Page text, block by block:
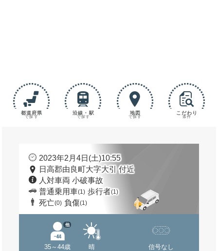
都道府県
で探す
沿線・駅
で探す
地図
で探す
こだわり
条件
2023年2月4日(土)10:55
日高郡由良町大字大引 付近
人対車両 小破事故
普通乗用車(1) 歩行者(1)
死亡(0) 負傷(1)
35～44歳
他
晴 信号なし